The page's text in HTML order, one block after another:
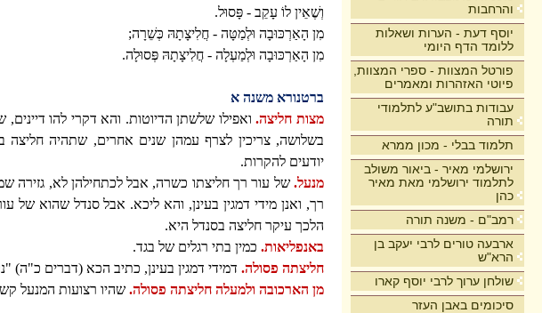
והרחבות
יוסף דעת - הערות ושאלות
ללומד הדף היומי
פורטל המצוות - ספרי המצוות,
פיוטי האזהרות ומאמרים
עבודות בתושב"ע לתלמודי
תורה
תלמוד בבלי - מכון ממרא
ירושלמי מאיר - ביאור משולב
לתלמוד ירושלמי מאת מאיר
כהן
רמב"ם - משנה תורה
ארבעה טורים לרבי יעקב בן
הרא"ש
שולחן ערוך לרבי יוסף קארו
סיכומים באבן העזר
וְשֶׁאֵין לוֹ עָקֵב - פָּסוּל.
מִן הָאַרְכּוּבָה וּלְמַטָּה - חֲלִיצָתָהּ כְּשֵׁרָה;
מִן הָאַרְכּוּבָה וּלְמַעְלָה - חֲלִיצָתָהּ פְּסוּלָה.
ברטנורא משנה א
מצות חליצה.ואפילו שלשתן הדיוטות. והא דקרי להו דיינים,
בשלושה, צריכין לצרף עמהן שנים אחרים, שתהיה חליצה
יודעים להקרות.
מנעל. של עור רך חליצתו כשרה, אבל לכתחילהן לא, גזירה
רך, ואנן מידי דמגין בעינן, והא ליכא. אבל סנדל שהוא של
הלכך עיקר חליצה בסנדל היא.
באנפליאות. כמין בתי רגלים של בגד.
חליצתה פסולה. דמידי דמגין בעינן, כתיב הכא (דברים כ"ה)
מן הארכובה ולמעלה חליצתה פסולה. שהיו רצועות המנעל